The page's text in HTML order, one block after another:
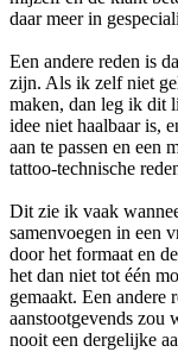
daar meer in
Een andere reden is
zijn. Als ik zelf niet
maken, dan leg ik dit
idee niet haalbaar is,
aan te passen en een
tattoo-technische
Dit zie ik vaak
samenvoegen in een
door het formaat en
het dan niet tot één
gemaakt. Een andere
aanstootgevends
nooit een dergelijke